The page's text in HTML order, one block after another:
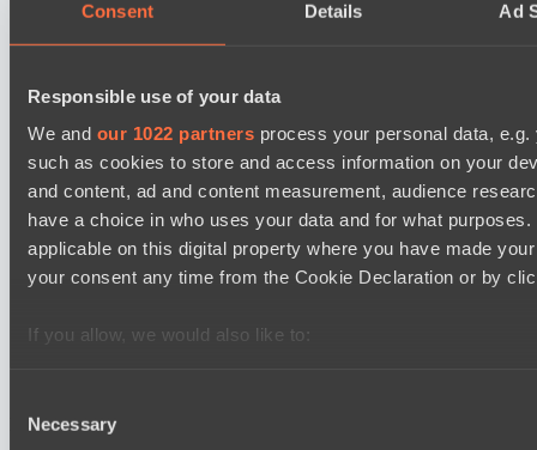
Consent Details Ad
Responsible use of your data
We and our 1022 partners process your personal data,
such as cookies to store and access information on your
and content, ad and content measurement, audience
have a choice in who uses your data and for what
applicable on this digital property where you have made
your consent any time from the Cookie Declaration or by
If you allow, we would also like to:
Identify your device by actively scanning it for
Selection
Necessary
EPL Masters I
BO3
Team Syntax
Asgard Championship Season 1
12:00
RE Arise
BO3
Team Spirit Academy
Последние результаты